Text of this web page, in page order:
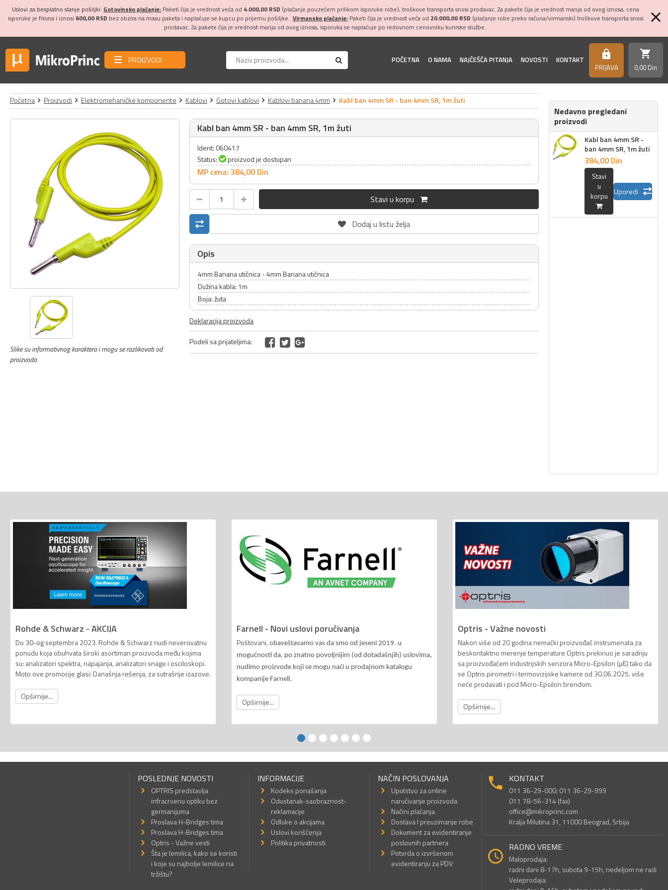
Uslovi za besplatno slanje pošiljki: Gotovinsko plaćanje: Paketi čija je vrednost veća od 4.000,00 RSD (plaćanje pouzećem prilikom isporuke robe), troškove transporta snosi prodavac. Za pakete čija je vrednost manja od ovog iznosa, cena
isporuke je fiksna i iznosi 600,00 RSD bez obzira na masu paketa i naplaćuje se kupcu po prijemu pošiljke. Virmansko plaćanje:Paketi čija je vrednost veća od 20.000,00 RSD (plaćanje robe preko računa/virmanski) troškove transporta snosi
prodavac. Za pakete čija je vrednost manja od ovog iznosa, isporuka se naplaćuje po redovnom cenovniku kurirske službe.
PROIZVODI POČETNA O NAMA NAJČEŠĆA PITANJA NOVOSTI KONTAKT https
PRIJAVA
shopping_cart
0,00 Din
Početna Proizvodi Elektromehaničke komponente Kablovi Gotovi kablovi Kablovi banana 4mm Kabl ban 4mm SR - ban 4mm SR, 1m žuti
Slike su informativnog karaktera i mogu se razlikovati od
proizvoda
Kabl ban 4mm SR - ban 4mm SR, 1m žuti
Ident: 060417
Status:
proizvod je dostupan
MP cena: 384,00 Din
Stavi u korpu
Dodaj u listu želja
Opis
4mm Banana utičnica - 4mm Banana utičnica
Dužina kabla: 1m
Boja: žuta
Deklaracija proizvoda
Podeli sa prijateljima:
Nedavno pregledani
proizvodi
Kabl ban 4mm SR -
ban 4mm SR, 1m žuti
384,00 Din
Stavi
u
korpu
Uporedi
Rohde & Schwarz - AKCIJA
Do 30-og septembra 2023. Rohde & Schwarz nudi neverovatnu
ponudu koja obuhvata široki asortiman proizvoda među kojima
su: analizatori spektra, napajanja, analizatori snage i osciloskopi.
Moto ove promocije glasi: Današnja rešenja, za sutrašnje izazove.
Opširnije...
Farnell - Novi uslovi poručivanja
Poštovani, o baveštavamo vas da smo od jeseni 2019. u
mogućnosti da, po znatno povoljnijim (od dotadašnjih) uslovima,
nudimo proizvode koji se mogu naći u prodajnom katalogu
kompanije Farnell.
Opširnije...
Optris - Važne novosti
Nakon više od 20 godina nemački proizvođač instrumenata za
beskontaktno merenje temperature Optris prekinuo je saradnju
sa proizvođačem industrijskih senzora Micro-Epsilon (µƐ) tako da
se Optris pirometri i termovizijske kamere od 30.06.2025. više
neće prodavati i pod Micro-Epsilon brendom.
Opširnije...
POSLEDNJE NOVOSTI
OPTRIS predstavlja
infracrvenu optiku bez
germanijuma
Proslava H-Bridges tima
Proslava H-Bridges tima
Optris - Važne vesti
Šta je lemilica, kako se koristi
i koje su najbolje lemilice na
tržištu?
INFORMACIJE
Kodeks ponašanja
Odustanak-saobraznost-
reklamacije
Odluke o akcijama
Uslovi korišćenja
Politika privatnosti
NAČIN POSLOVANJA
Uputstvo za online
naručivanje proizvoda
Načini plaćanja
Dostava I preuzimanje robe
Dokument za evidentiranje
poslovnih partnera
Potvrda o izvršenom
evidentiranju za PDV
KONTAKT
011 36-29-000; 011 36-29-999
011 78-56-314 (fax)
office@mikroprinc.com
Kralja Milutina 31, 11000 Beograd, Srbija
RADNO VREME
Maloprodaja:
radni dani 8-17h, subota 9-15h, nedeljom ne radi
Veleprodaja: